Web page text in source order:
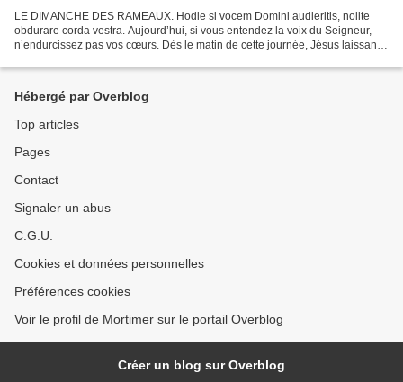
LE DIMANCHE DES RAMEAUX. Hodie si vocem Domini audieritis, nolite
obdurare corda vestra. Aujourd’hui, si vous entendez la voix du Seigneur,
n’endurcissez pas vos cœurs. Dès le matin de cette journée, Jésus laissant à
Hébergé par Overblog
Top articles
Pages
Contact
Signaler un abus
C.G.U.
Cookies et données personnelles
Préférences cookies
Voir le profil de Mortimer sur le portail Overblog
Créer un blog sur Overblog